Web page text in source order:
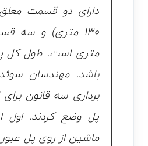
باشد. مهندسان
برداری سه قانون
پل وضع کردند. اول
ماشین از روی پل